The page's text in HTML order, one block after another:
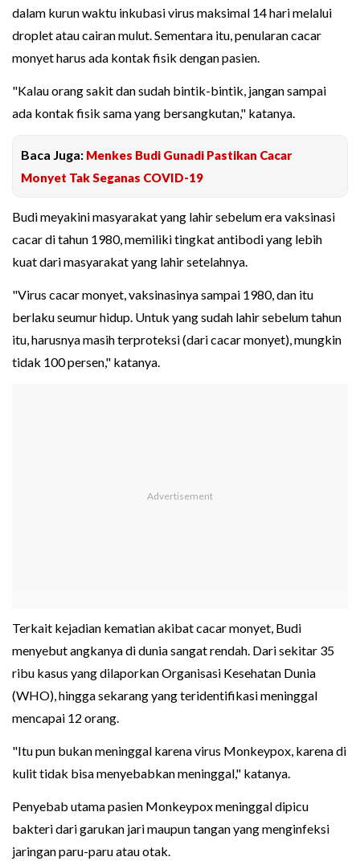
dalam kurun waktu inkubasi virus maksimal 14 hari melalui
droplet atau cairan mulut. Sementara itu, penularan cacar
monyet harus ada kontak fisik dengan pasien.
"Kalau orang sakit dan sudah bintik-bintik, jangan sampai
ada kontak fisik sama yang bersangkutan," katanya.
Baca Juga: Menkes Budi Gunadi Pastikan Cacar
Monyet Tak Seganas COVID-19
Budi meyakini masyarakat yang lahir sebelum era vaksinasi
cacar di tahun 1980, memiliki tingkat antibodi yang lebih
kuat dari masyarakat yang lahir setelahnya.
"Virus cacar monyet, vaksinasinya sampai 1980, dan itu
berlaku seumur hidup. Untuk yang sudah lahir sebelum tahun
itu, harusnya masih terproteksi (dari cacar monyet), mungkin
tidak 100 persen," katanya.
Terkait kejadian kematian akibat cacar monyet, Budi
menyebut angkanya di dunia sangat rendah. Dari sekitar 35
ribu kasus yang dilaporkan Organisasi Kesehatan Dunia
(WHO), hingga sekarang yang teridentifikasi meninggal
mencapai 12 orang.
"Itu pun bukan meninggal karena virus Monkeypox, karena di
kulit tidak bisa menyebabkan meninggal," katanya.
Penyebab utama pasien Monkeypox meninggal dipicu
bakteri dari garukan jari maupun tangan yang menginfeksi
jaringan paru-paru atau otak.